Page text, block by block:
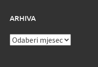
ARHIVA
ARHIVA